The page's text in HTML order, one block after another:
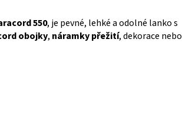
550, je pevné, lehké a odolné lanko s
obojky, náramky přežití, dekorace nebo